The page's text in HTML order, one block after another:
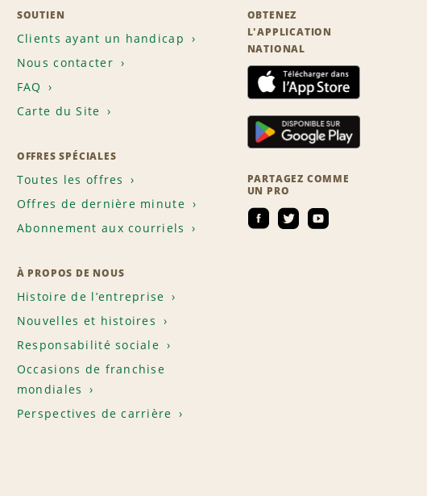
SOUTIEN
Clients ayant un handicap
Nous contacter
FAQ
Carte du Site
OFFRES SPÉCIALES
Toutes les offres
Offres de dernière minute
Abonnement aux courriels
À PROPOS DE NOUS
Histoire de l’entreprise
Nouvelles et histoires
Responsabilité sociale
Occasions de franchise
mondiales
Perspectives de carrière
OBTENEZ
L'APPLICATION
NATIONAL
PARTAGEZ COMME
UN PRO